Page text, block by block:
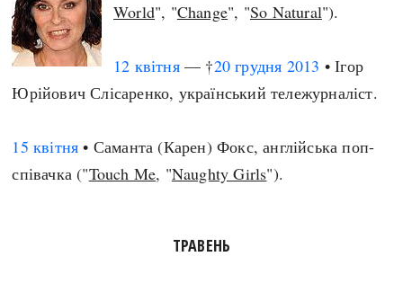
World", "Change", "So Natural").
12 квітня— †20 грудня 2013 • Ігор
Юрійович Слісаренко, український тележурналіст.
15 квітня • Саманта (Карен) Фокс, англійська поп-
співачка ("Touch Me, "Naughty Girls").
ТРАВЕНЬ